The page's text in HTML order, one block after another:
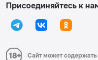
Присоединяйтесь к
Сайт может содержать